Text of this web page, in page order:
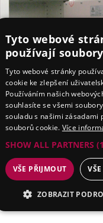
ZDI ST 133, I.BT
Tyto webové
používají
Tyto webové stránky
cookie ke zlepšení
Používáním našich
souhlasíte se všemi
souladu s našimi zásadami
souborů cookie. Více
SHOW ALL PARTNERS
VŠE PŘIJMOUT
ZOBRAZIT
NEZBYTNÉ